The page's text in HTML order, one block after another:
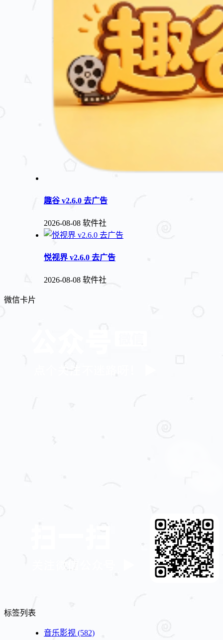
趣谷 v2.6.0 去广告
2026-08-08 软件社
悦视界 v2.6.0 去广告
2026-08-08 软件社
微信卡片
标签列表
音乐影视 (582)